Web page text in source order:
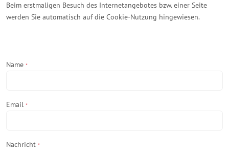
Beim erstmaligen Besuch des Internetangebotes bzw. einer Seite
werden Sie automatisch auf die Cookie-Nutzung hingewiesen.
Name *
Email *
Nachricht *